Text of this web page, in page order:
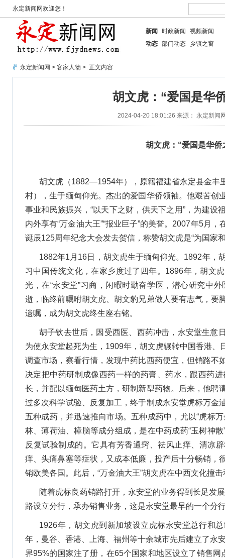
永定新闻网欢迎您！
新闻 时政新闻
视频新闻
动态 部门动态 乡镇之窗
永定新闻网 > 客家人物 > 正文内容
胡文虎：“爱国是华
2024-04-20 18:01:26 来源： 永定新闻
胡文虎：“爱国是华侨
胡文虎（1882—1954年），原籍福建省永定县金丰
村），生于缅甸仰光。杰出的爱国华侨领袖。他艰苦创
事业和民族振兴，“以天下之财，供天下之用”，为建设
内外享有“万金油大王”“报业巨子”的美誉。2007年5月
诞辰125周年纪念大会发去贺信，称赞胡文虎是“为国家
1882年1月16日，胡文虎生于缅甸仰光。1892年，
习中国传统文化，在家乡度过了四年。1896年，胡文
光，在“永安堂”习商，闲暇时勤奋学医，潜心研究中
逝，临终前嘱咐胡文虎、胡文豹兄弟做人要有志气，要
遗嘱，成为胡文虎终生座右铭。
胡子钦去世后，因受西医、西药冲击，永安堂生意
为使永安堂起死为生，1909年，胡文虎辗转中国香港、
调查市场，察看行情，发现中药比西药便宜，但销路不
决定把中药研制成像西药一样的药膏、药水，跟西药
长，并配以缅甸医药土方，研制新型药物。后来，他聘
过多次科学试验、反复加工，终于制成永安堂虎标万金
五种成药，并迅速推向市场。五种成药中，尤以“虎标
林、薄荷油、樟脑等成分组成，是在中药成药“玉树神
反复试验制成的。它具有芳香通窍、祛风止痒、清凉
痒、头痛鼻塞等症状，又成本低廉，投产后十分畅销，
销欧美各国。此后，“万金油大王”胡文虎在中西文化撞
随着虎标良药销路打开，永安堂的业务得到长足发
路设立分行，承办销售业务，这是永安堂最早的一个分
1926年，胡文虎到新加坡设立虎标永安堂总行和
年，曼谷、香港、上海、福州等十余城市先后建立了永
界95%的国家注了册，在65个国家和地区设立了销售